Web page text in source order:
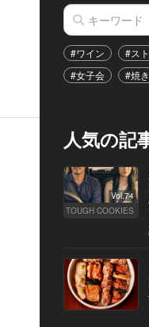
#ワイン #ス
#女子会
#焼
人気の記
Vol.74
TOUGH COOKIES